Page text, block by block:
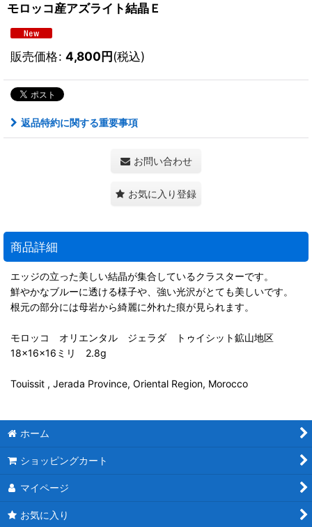
モロッコ産アズライト結晶Ｅ
販売価格: 4,800円(税込)
返品特約に関する重要事項
お問い合わせ
お気に入り登録
商品詳細
エッジの立った美しい結晶が集合しているクラスターです。
鮮やかなブルーに透ける様子や、強い光沢がとても美しいです。
根元の部分には母岩から綺麗に外れた痕が見られます。
モロッコ オリエンタル ジェラダ トゥイシット鉱山地区
18×16×16ミリ 2.8g
Touissit , Jerada Province, Oriental Region, Morocco
ホーム
ショッピングカート
マイページ
お気に入り